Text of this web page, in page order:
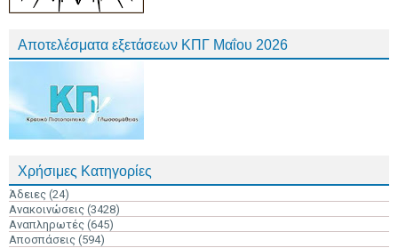
Αποτελέσματα εξετάσεων ΚΠΓ Μαΐου 2026
Χρήσιμες Κατηγορίες
Άδειες (24)
Ανακοινώσεις (3428)
Αναπληρωτές (645)
Αποσπάσεις (594)